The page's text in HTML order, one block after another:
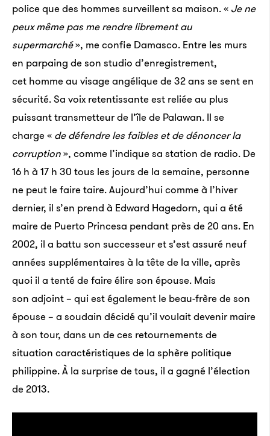
police que des hommes surveillent sa maison. « Je ne
peux même pas me rendre librement au
supermarché», me confie Damasco. Entre les murs
en parpaing de son studio d’enregistrement,
cet homme au visage angélique de 32 ans se sent en
sécurité. Sa voix retentissante est reliée au plus
puissant transmetteur de l’île de Palawan. Il se
charge « de défendre les faibles et de dénoncer la
corruption», comme l’indique sa station de radio. De
16 h à 17 h 30 tous les jours de la semaine, personne
ne peut le faire taire. Aujourd’hui comme à l’hiver
dernier, il s’en prend à Edward Hagedorn, qui a été
maire de Puerto Princesa pendant près de 20 ans. En
2002, il a battu son successeur et s’est assuré neuf
années supplémentaires à la tête de la ville, après
quoi il a tenté de faire élire son épouse. Mais
son adjoint – qui est également le beau-frère de son
épouse – a soudain décidé qu’il voulait devenir maire
à son tour, dans un de ces retournements de
situation caractéristiques de la sphère politique
philippine. À la surprise de tous, il a gagné l’élection
de 2013.